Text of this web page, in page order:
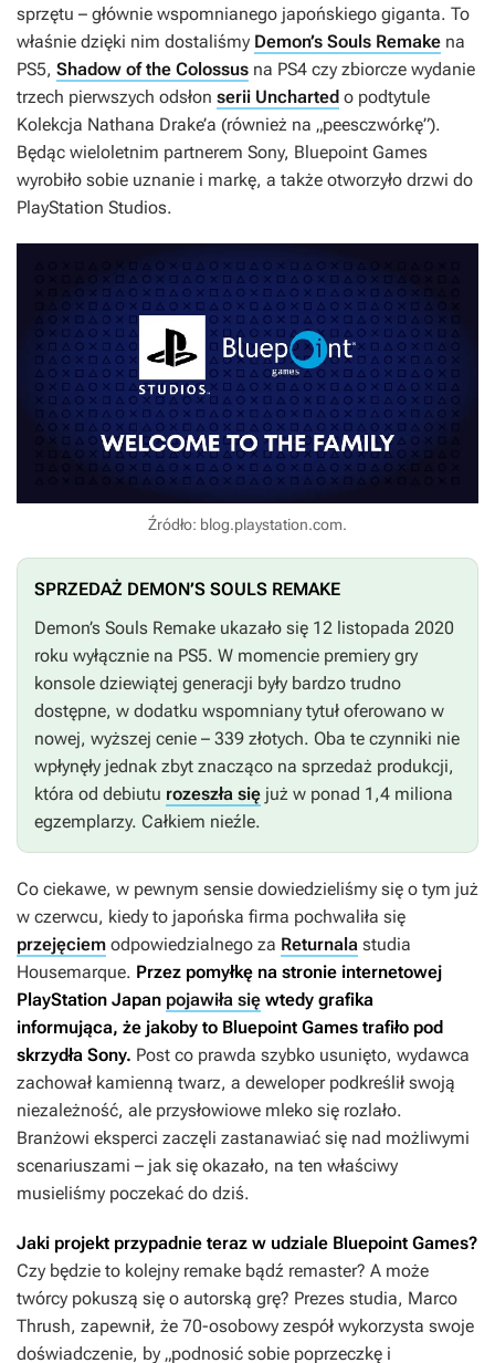
sprzętu – głównie wspomnianego japońskiego giganta. To
właśnie dzięki nim dostaliśmy Demon’s Souls Remake na
PS5, Shadow of the Colossus na PS4 czy zbiorcze wydanie
trzech pierwszych odsłon serii Uncharted o podtytule
Kolekcja Nathana Drake’a (również na „peesczwórkę”).
Będąc wieloletnim partnerem Sony, Bluepoint Games
wyrobiło sobie uznanie i markę, a także otworzyło drzwi do
PlayStation Studios.
Źródło: blog.playstation.com.
SPRZEDAŻ DEMON’S SOULS REMAKE
Demon’s Souls Remake ukazało się 12 listopada 2020
roku wyłącznie na PS5. W momencie premiery gry
konsole dziewiątej generacji były bardzo trudno
dostępne, w dodatku wspomniany tytuł oferowano w
nowej, wyższej cenie – 339 złotych. Oba te czynniki nie
wpłynęły jednak zbyt znacząco na sprzedaż produkcji,
która od debiutu rozeszła się już w ponad 1,4 miliona
egzemplarzy. Całkiem nieźle.
Co ciekawe, w pewnym sensie dowiedzieliśmy się o tym już
w czerwcu, kiedy to japońska firma pochwaliła się
przejęciem odpowiedzialnego za Returnala studia
Housemarque. Przez pomyłkę na stronie internetowej
PlayStation Japan pojawiła się wtedy grafika
informująca, że jakoby to Bluepoint Games trafiło pod
skrzydła Sony. Post co prawda szybko usunięto, wydawca
zachował kamienną twarz, a deweloper podkreślił swoją
niezależność, ale przysłowiowe mleko się rozlało.
Branżowi eksperci zaczęli zastanawiać się nad możliwymi
scenariuszami – jak się okazało, na ten właściwy
musieliśmy poczekać do dziś.
Jaki projekt przypadnie teraz w udziale Bluepoint Games?
Czy będzie to kolejny remake bądź remaster? A może
twórcy pokuszą się o autorską grę? Prezes studia, Marco
Thrush, zapewnił, że 70-osobowy zespół wykorzysta swoje
doświadczenie, by „podnosić sobie poprzeczkę i